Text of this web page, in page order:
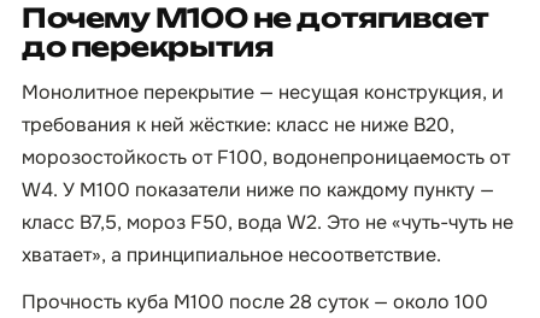
Почему М100 не дотягивает
до перекрытия
Монолитное перекрытие — несущая конструкция, и
требования к ней жёсткие: класс не ниже B20,
морозостойкость от F100, водонепроницаемость от
W4. У М100 показатели ниже по каждому пункту —
класс B7,5, мороз F50, вода W2. Это не «чуть-чуть не
хватает», а принципиальное несоответствие.
Прочность куба М100 после 28 суток — около 100